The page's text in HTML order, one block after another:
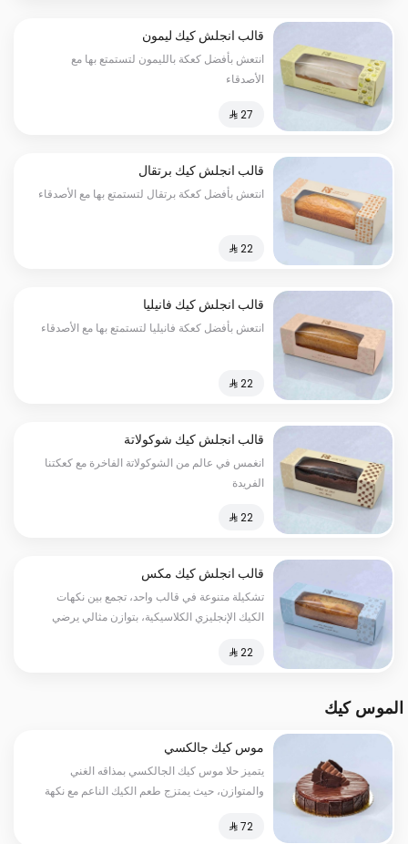
قالب انجلش كيك ليمون
انتعش بأفضل كعكة بالليمون لتستمتع بها مع
الأصدقاء
قالب انجلش كيك برتقال
انتعش بأفضل كعكة برتقال لتستمتع بها مع الأصدقاء
⁨⁦‪‬ 22⁩
قالب انجلش كيك فانيليا
انتعش بأفضل كعكة فانيليا لتستمتع بها مع الأصدقاء
⁨⁦‪‬ 22⁩
قالب انجلش كيك شوكولاتة
انغمس في عالم من الشوكولاتة الفاخرة مع كعكتنا
الفريدة
⁨⁦‪‬ 22⁩
قالب انجلش كيك مكس
تشكيلة متنوعة في قالب واحد، تجمع بين نكهات
الكيك الإنجليزي الكلاسيكية، بتوازن مثالي يرضي
⁨⁦‪‬ 22⁩
الموس كيك
موس كيك جالكسي
يتميز حلا موس كيك الجالكسي بمذاقه الغني
والمتوازن، حيث يمتزج طعم الكيك الناعم مع نكهة
الحلا المثالي لتناوله بعد الوجبات أو لتقديمه في
⁨⁦‪‬ 72⁩